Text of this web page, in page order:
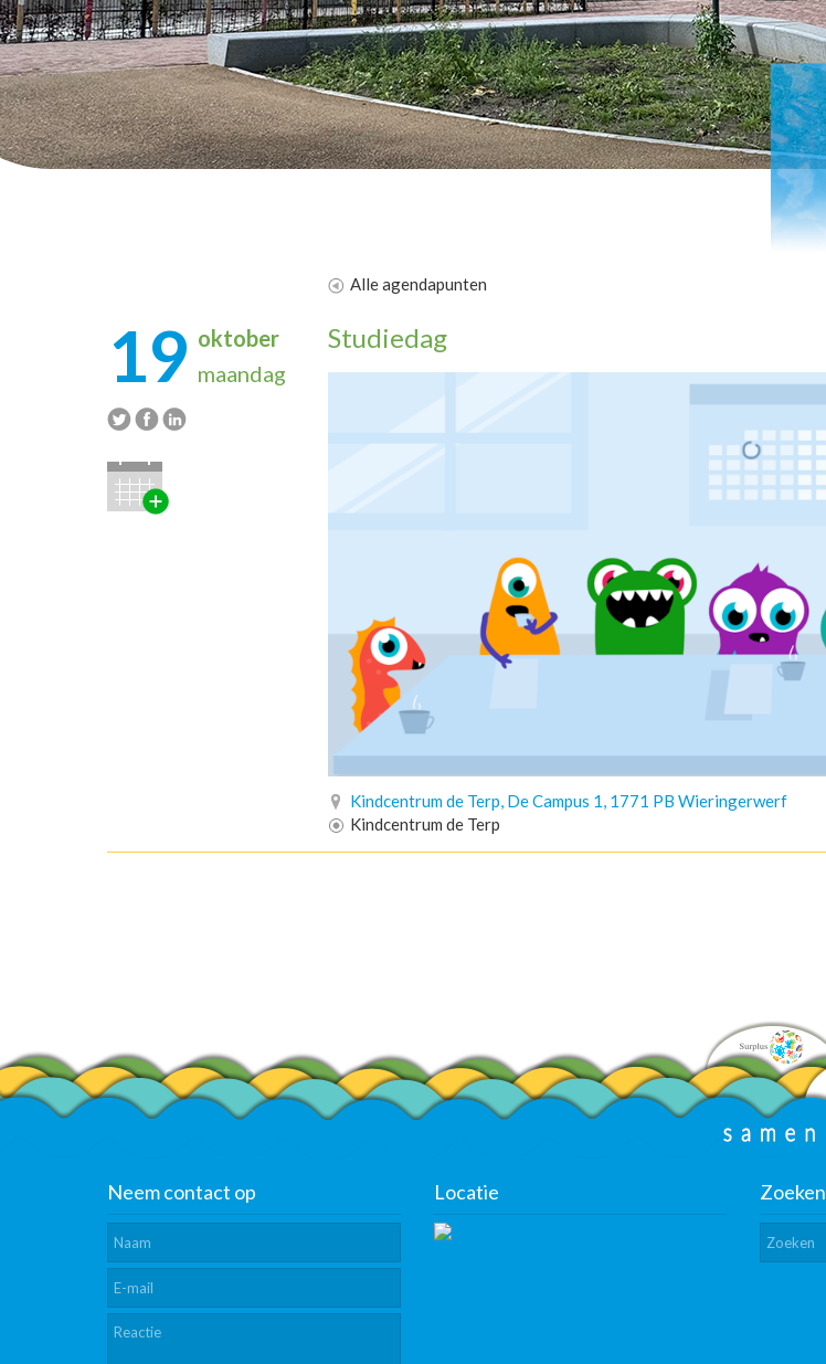
Alle agendapunten
19 oktober
maandag
Studiedag
Kindcentrum de Terp, De Campus 1, 1771 PB Wieringerwerf
Kindcentrum de Terp
Neem contact op Locatie Zoeken